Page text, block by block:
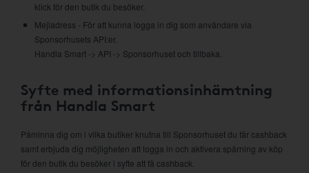
klick för den butik du besöker.
Mejladress - För att kunna logga in dig som användare via
Sponsorhusets API:er.
Handla Smart -> API -> Sponsorhuset och tillbaka.
Syfte med informationsinhämtning
från Handla Smart
Påminna dig om i vilka butiker knutna till Sponsorhuset du får cashback
samt erbjuda dig möjligheten att logga in och aktivera spårning av köp
för den butik du besöker i syfte att få cashback.